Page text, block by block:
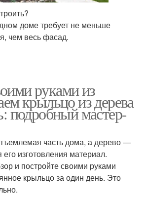
доме требует не меньше
чем весь фасад.
руками из
крыльцо из дерева
подробный мастер-
часть дома, а дерево —
изготовления материал.
и постройте своими руками
крыльцо за один день. Это